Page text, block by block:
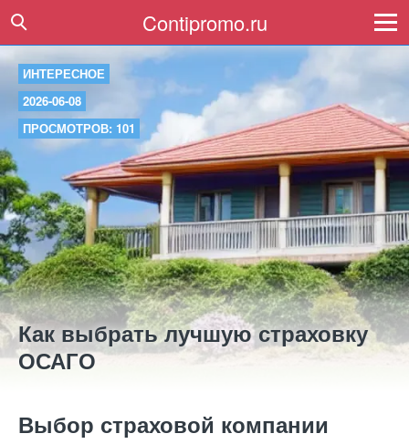
Contipromo.ru
ИНТЕРЕСНОЕ
2026-06-08
ПРОСМОТРОВ: 101
Как выбрать лучшую страховку
ОСАГО
Выбор страховой компании